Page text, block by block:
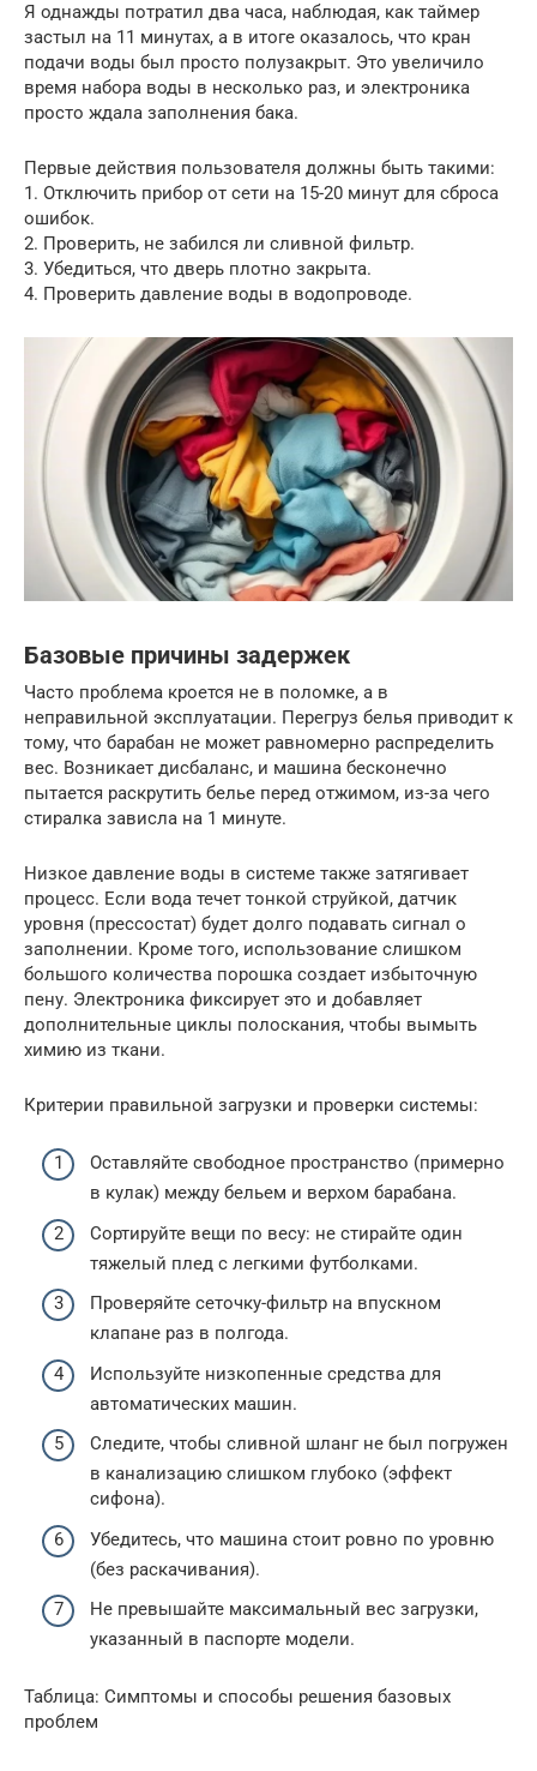
Я однажды потратил два часа, наблюдая, как таймер
застыл на 11 минутах, а в итоге оказалось, что кран
подачи воды был просто полузакрыт. Это увеличило
время набора воды в несколько раз, и электроника
просто ждала заполнения бака.
Первые действия пользователя должны быть такими:
1. Отключить прибор от сети на 15-20 минут для сброса
ошибок.
2. Проверить, не забился ли сливной фильтр.
3. Убедиться, что дверь плотно закрыта.
4. Проверить давление воды в водопроводе.
Базовые причины задержек
Часто проблема кроется не в поломке, а в
неправильной эксплуатации. Перегруз белья приводит к
тому, что барабан не может равномерно распределить
вес. Возникает дисбаланс, и машина бесконечно
пытается раскрутить белье перед отжимом, из-за чего
стиралка зависла на 1 минуте.
Низкое давление воды в системе также затягивает
процесс. Если вода течет тонкой струйкой, датчик
уровня (прессостат) будет долго подавать сигнал о
заполнении. Кроме того, использование слишком
большого количества порошка создает избыточную
пену. Электроника фиксирует это и добавляет
дополнительные циклы полоскания, чтобы вымыть
химию из ткани.
Критерии правильной загрузки и проверки системы:
Оставляйте свободное пространство (примерно
в кулак) между бельем и верхом барабана.
Сортируйте вещи по весу: не стирайте один
тяжелый плед с легкими футболками.
Проверяйте сеточку-фильтр на впускном
клапане раз в полгода.
Используйте низкопенные средства для
автоматических машин.
Следите, чтобы сливной шланг не был погружен
в канализацию слишком глубоко (эффект
сифона).
Убедитесь, что машина стоит ровно по уровню
(без раскачивания).
Не превышайте максимальный вес загрузки,
указанный в паспорте модели.
Таблица: Симптомы и способы решения базовых
проблем